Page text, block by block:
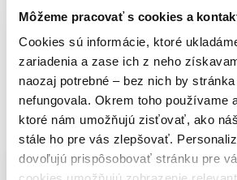
Môžeme pracovať s cookies a
Cookies sú informácie, ktoré
zariadenia a zase ich z neho
naozaj potrebné – bez nich by
nefungovala. Okrem toho používame
ktoré nám umožňujú zisťovať, ako
stále ho pre vás zlepšovať.
dovoľujú prispôsobovať stránku pre
Taška nákupná skladacia "Je len jedna chvíľa..."
6,00€
Taška nákupná skladacia "Kamkoľvek ideš..."
6,00€
Vybrané pre